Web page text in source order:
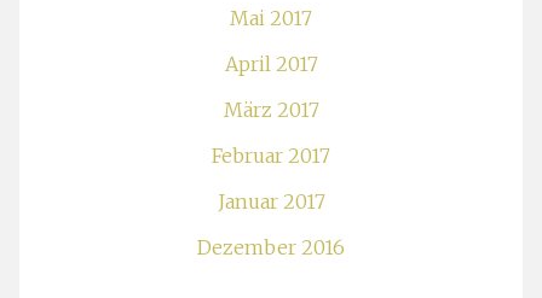
Mai 2017
April 2017
März 2017
Februar 2017
Januar 2017
Dezember 2016